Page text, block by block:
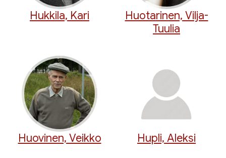
Hukkila, Kari
Huotarinen, Vilja-
Tuulia
Huovinen, Veikko Hupli, Aleksi